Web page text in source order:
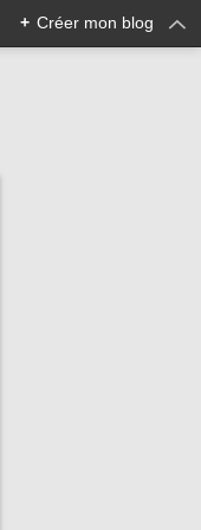
+ Créer mon blog